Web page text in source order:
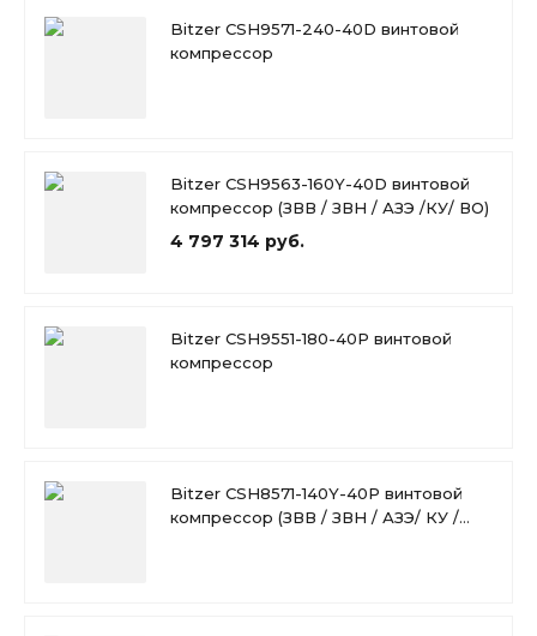
Bitzer CSH9571-240-40D винтовой
компрессор
Bitzer CSH9563-160Y-40D винтовой
компрессор (ЗВВ / ЗВН / АЗЭ /КУ/ ВО)
4 797 314 руб.
Bitzer CSH9551-180-40P винтовой
компрессор
Bitzer CSH8571-140Y-40P винтовой
компрессор (ЗВВ / ЗВН / АЗЭ/ КУ /